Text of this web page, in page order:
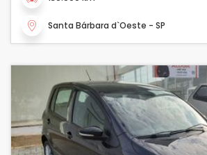
Santa Bárbara d`Oeste - SP